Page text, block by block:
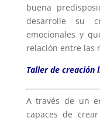
buena
desarrolle su
emocionales y
relación entre las
Taller de creación
A través de un
capaces de